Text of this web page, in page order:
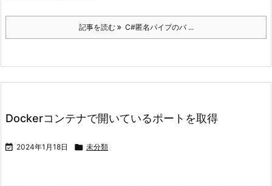
記事を読む C#匿名パイプのバ ...
Dockerコンテナで開いているポートを取得
 2024年1月18日  未分類